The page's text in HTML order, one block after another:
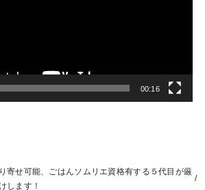
00:16
寄せ可能、ごはんソムリエ資格有する５代目が厳
します！